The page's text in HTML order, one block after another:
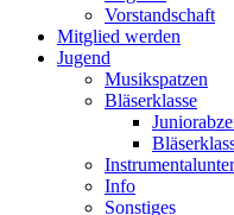
Vorstandschaft
Mitglied werden
Jugend
Musikspatzen
Bläserklasse
Info
Sonstiges